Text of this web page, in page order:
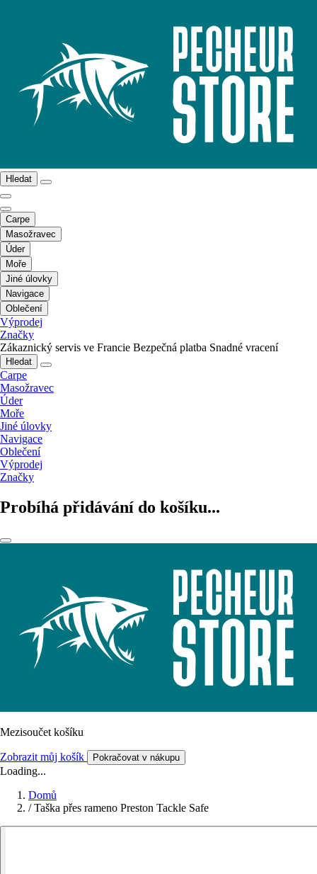
Hledat
Carpe
Masožravec
Úder
Moře
Jiné úlovky
Navigace
Oblečení
Výprodej
Značky
Zákaznický servis ve Francie Bezpečná platba Snadné vracení
Hledat
Carpe
Masožravec
Úder
Moře
Jiné úlovky
Navigace
Oblečení
Výprodej
Značky
Probíhá přidávání do košíku...
Mezisoučet košíku
Zobrazit můj košík Pokračovat v nákupu
Loading...
Domů
/ Taška přes rameno Preston Tackle Safe